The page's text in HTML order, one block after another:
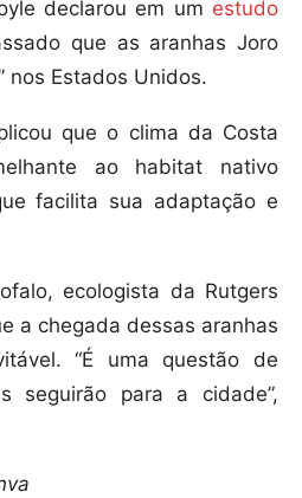
declarou em um estudo
que as aranhas Joro
nos Estados Unidos.
que o clima da Costa
ao habitat nativo
facilita sua adaptação e
ecologista da Rutgers
a chegada dessas aranhas
“É uma questão de
seguirão para a cidade”,